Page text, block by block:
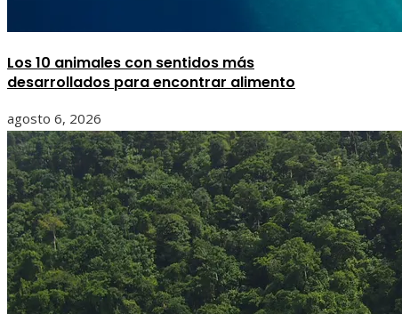
Los 10 animales con sentidos más
desarrollados para encontrar alimento
agosto 6, 2026